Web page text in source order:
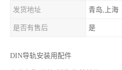
发货地址 青岛,上海
是否有售后 是
DIN导轨安装用配件